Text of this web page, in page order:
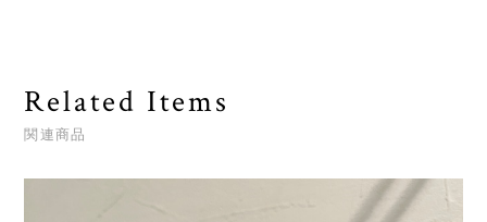
Related Items
関連商品